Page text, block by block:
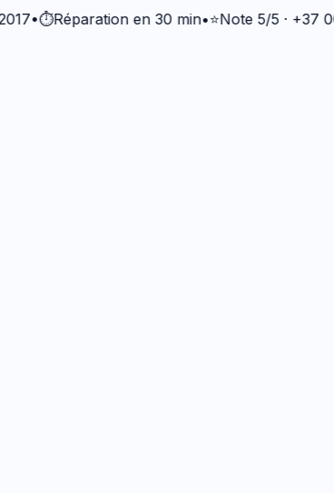
Réparation en 30 min•⭐Note 5/5 · +37 000